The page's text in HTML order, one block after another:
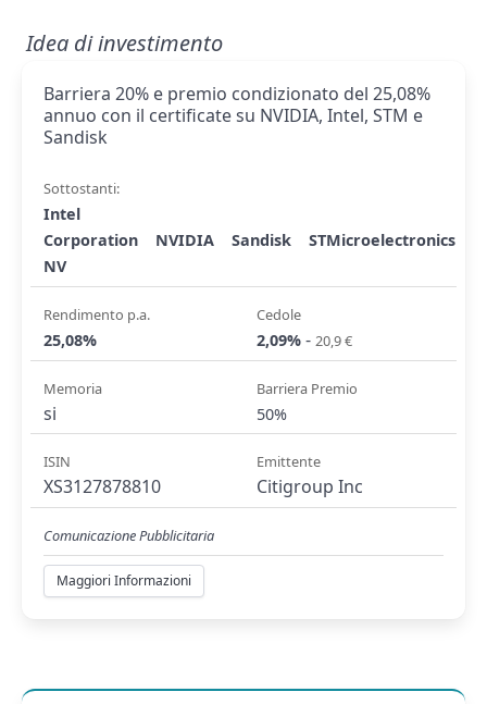
Idea di investimento
Barriera 20% e premio condizionato del 25,08%
annuo con il certificate su NVIDIA, Intel, STM e
Sandisk
Sottostanti:
Intel
Corporation
NVIDIA Sandisk
STMicroelectronics
NV
Rendimento p.a.
25,08%
Cedole
2,09% - 20,9 €
Memoria
si
Barriera Premio
50%
ISIN
XS3127878810
Emittente
Citigroup Inc
Comunicazione Pubblicitaria
Maggiori Informazioni